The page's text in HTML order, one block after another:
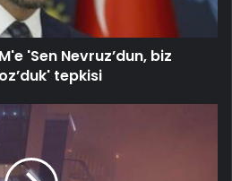
'Sen Nevruz’dun, biz
tepkisi